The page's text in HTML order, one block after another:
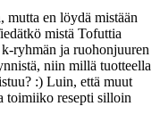
en löydä mistään
mistä Tofuttia
ryhmän ja ruohonjuuren
niin millä tuotteella
:) Luin, että muut
toimiiko resepti silloin